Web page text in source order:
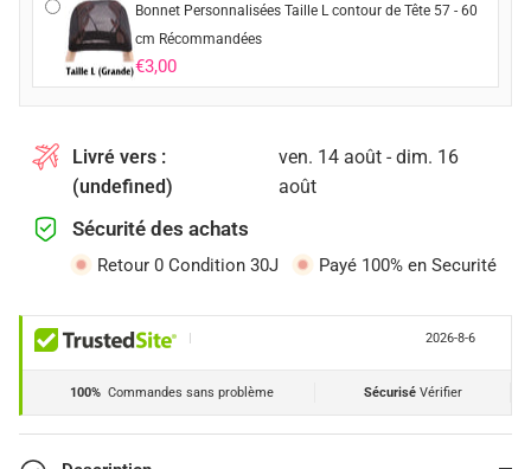
Bonnet Personnalisées Taille L contour de Tête 57 - 60
cm Récommandées
€3,00
Livré vers :
(undefined)
ven. 14 août - dim. 16
août
Sécurité des achats
Retour 0 Condition 30J Payé 100% en Securité
| 2026-8-6
100% Commandes sans problème SécuriséVérifier